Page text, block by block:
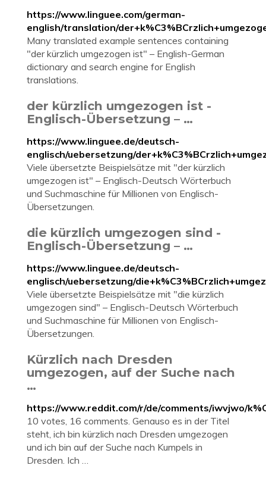
https://www.linguee.com/german-
english/translation/
Many translated example sentences containing
"der kürzlich umgezogen ist" – English-German
dictionary and search engine for English
translations.
der kürzlich umgezogen ist -
Englisch-Übersetzung – …
https://www.linguee.de/deutsch-
englisch/uebersetzung/
Viele übersetzte Beispielsätze mit "der kürzlich
umgezogen ist" – Englisch-Deutsch Wörterbuch
und Suchmaschine für Millionen von Englisch-
Übersetzungen.
die kürzlich umgezogen sind -
Englisch-Übersetzung – …
https://www.linguee.de/deutsch-
englisch/uebersetzung/
Viele übersetzte Beispielsätze mit "die kürzlich
umgezogen sind" – Englisch-Deutsch Wörterbuch
und Suchmaschine für Millionen von Englisch-
Übersetzungen.
Kürzlich nach Dresden
umgezogen, auf der Suche nach
…
https://www.reddit.com/r/de/comments/iwvjwo/
10 votes, 16 comments. Genauso es in der Titel
steht, ich bin kürzlich nach Dresden umgezogen
und ich bin auf der Suche nach Kumpels in
Dresden. Ich …